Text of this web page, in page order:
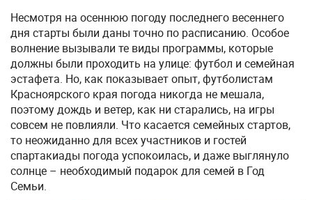
Несмотря на осеннюю погоду последнего весеннего
дня старты были даны точно по расписанию. Особое
волнение вызывали те виды программы, которые
должны были проходить на улице: футбол и семейная
эстафета. Но, как показывает опыт, футболистам
Красноярского края погода никогда не мешала,
поэтому дождь и ветер, как ни старались, на игры
совсем не повлияли. Что касается семейных стартов,
то неожиданно для всех участников и гостей
спартакиады погода успокоилась, и даже выглянуло
солнце – необходимый подарок для семей в Год
Семьи.